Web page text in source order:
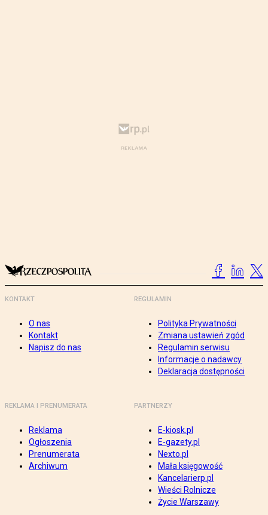
KONTAKT
O nas
Kontakt
Napisz do nas
REGULAMIN
Polityka Prywatności
Zmiana ustawień zgód
Regulamin serwisu
Informacje o nadawcy
Deklaracja dostępności
REKLAMA I PRENUMERATA
Reklama
Ogłoszenia
Prenumerata
Archiwum
PARTNERZY
E-kiosk.pl
E-gazety.pl
Nexto.pl
Mała księgowość
Kancelarierp.pl
Wieści Rolnicze
Życie Warszawy